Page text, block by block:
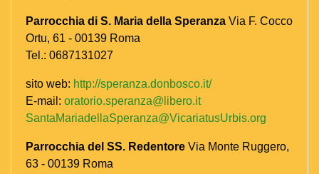
Parrocchia di S. Maria della Speranza Via F. Cocco
Ortu, 61 - 00139 Roma
Tel.: 0687131027
sito web: http://speranza.donbosco.it/
E-mail: oratorio.speranza@libero.it
SantaMariadellaSperanza@VicariatusUrbis.org
Parrocchia del SS. Redentore Via Monte Ruggero,
63 - 00139 Roma